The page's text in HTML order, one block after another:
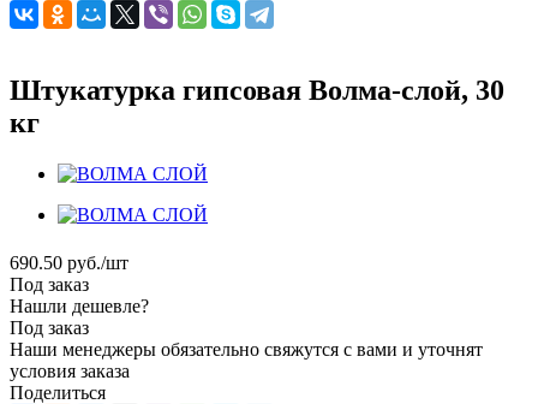
Штукатурка гипсовая Волма-слой, 30
кг
690.50 руб./шт
Под заказ
Нашли дешевле?
Под заказ
Наши менеджеры обязательно свяжутся с вами и уточнят
условия заказа
Поделиться